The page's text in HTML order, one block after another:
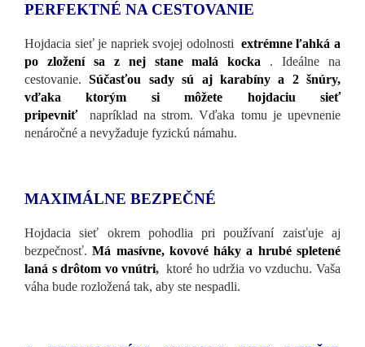
PERFEKTNÉ NA CESTOVANIE
Hojdacia sieť je napriek svojej odolnosti extrémne ľahká a
po zložení sa z nej stane malá kocka . Ideálne na
cestovanie.Súčasťou sady sú aj karabíny a 2 šnúry,
vďaka ktorým si môžete hojdaciu sieť
pripevniťnapríklad na strom. Vďaka tomu je upevnenie
nenáročné a nevyžaduje fyzickú námahu.
MAXIMÁLNE BEZPEČNÉ
Hojdacia sieť okrem pohodlia pri používaní zaisťuje aj
bezpečnosť.Má masívne, kovové háky a hrubé spletené
laná s drôtom vo vnútri, ktoré ho udržia vo vzduchu. Vaša
váha bude rozložená tak, aby ste nespadli.